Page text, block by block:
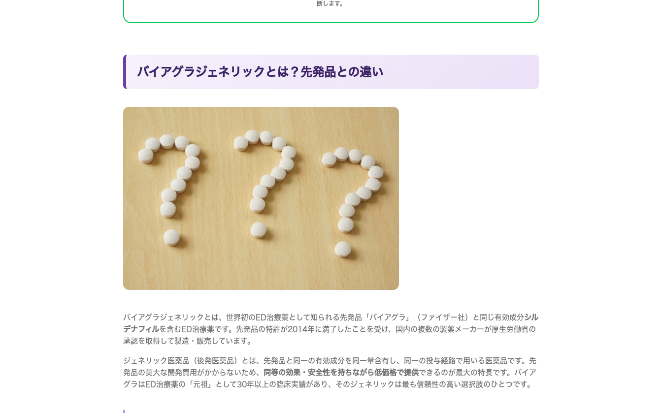
断します。
バイアグラジェネリックとは？先発品との違い
バイアグラジェネリックとは、世界初のED治療薬として知られる先発品「バイアグラ」（ファイザー社）と同じ有効成分シル
デナフィルを含むED治療薬です。先発品の特許が2014年に満了したことを受け、国内の複数の製薬メーカーが厚生労働省の
承認を取得して製造・販売しています。
ジェネリック医薬品（後発医薬品）とは、先発品と同一の有効成分を同一量含有し、同一の投与経路で用いる医薬品です。先
発品の莫大な開発費用がかからないため、
同等の効果・安全性を持ちながら低価格で提供できるのが最大の特長です。バイア
グラはED治療薬の「元祖」として30年以上の臨床実績があり、そのジェネリックは最も信頼性の高い選択肢のひとつです。